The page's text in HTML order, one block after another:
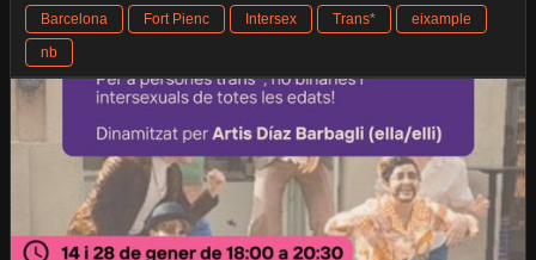
Barcelona Fort Pienc Intersex Trans*
eixample
nb